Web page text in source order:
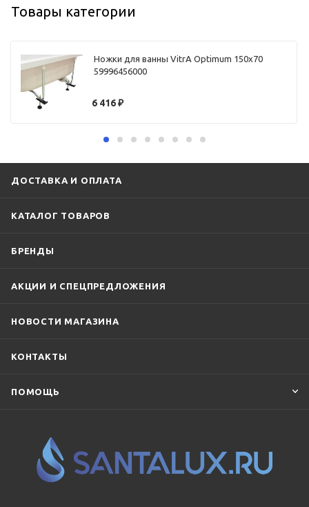
Товары категории
Ножки для ванны VitrA Optimum 150х70
59996456000
6 416₽
ДОСТАВКА И ОПЛАТА
КАТАЛОГ ТОВАРОВ
БРЕНДЫ
АКЦИИ И СПЕЦПРЕДЛОЖЕНИЯ
НОВОСТИ МАГАЗИНА
КОНТАКТЫ
ПОМОЩЬ